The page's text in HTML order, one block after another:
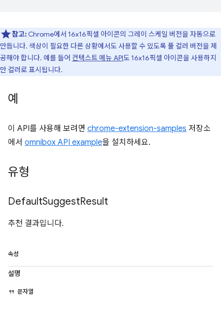
참고: Chrome에서 16x16픽셀 아이콘의 그레이 스케일 버전을 자동으로
만듭니다. 색상이 필요한 다른 상황에서도 사용할 수 있도록 풀 컬러 버전을 제
공해야 합니다. 예를 들어 컨텍스트 메뉴 API도 16x16픽셀 아이콘을 사용하지
만 컬러로 표시됩니다.
예
이 API를 사용해 보려면 chrome-extension-samples 저장소
에서 omnibox API example을 설치하세요.
유형
DefaultSuggestResult
추천 결과입니다.
속성
설명
문자열